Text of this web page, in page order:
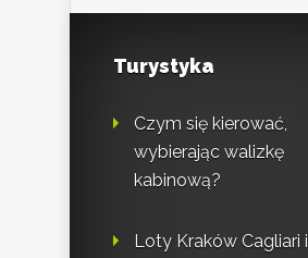
Turystyka
Czym się kierować,
wybierając walizkę
kabinową?
Loty Kraków Cagliari i